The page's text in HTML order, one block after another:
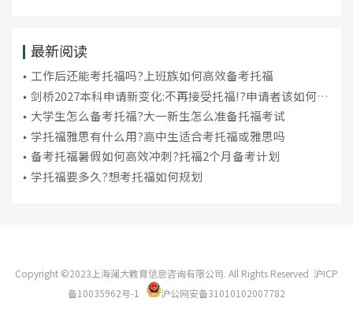
最新阅读
工作后还能考托福吗?上班族如何高效备考托福
剑桥2027本科申请新变化:不再接受托福!?申请者该如何应
对?
大学生怎么备考托福?大一新生怎么准备托福考试
学托福雅思有什么用?高中生适合考托福或雅思吗
备考托福暑假如何高效冲刺?托福2个月备考计划
学托福要多久?想考托福如何规划
Copyright ©2023上海澜大教育信息咨询有限公司. All Rights Reserved 沪ICP
备10035962号-1
沪公网安备31010102007782